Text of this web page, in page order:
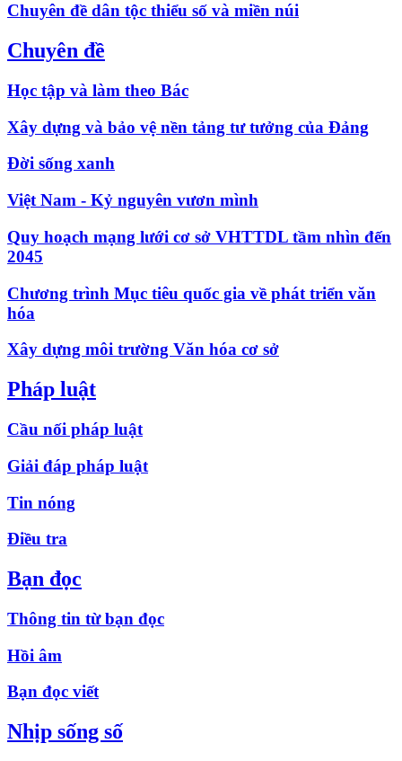
Chuyên đề dân tộc thiểu số và miền núi
Chuyên đề
Học tập và làm theo Bác
Xây dựng và bảo vệ nền tảng tư tưởng của Đảng
Đời sống xanh
Việt Nam - Kỷ nguyên vươn mình
Quy hoạch mạng lưới cơ sở VHTTDL tầm nhìn đến
2045
Chương trình Mục tiêu quốc gia về phát triển văn
hóa
Xây dựng môi trường Văn hóa cơ sở
Pháp luật
Cầu nối pháp luật
Giải đáp pháp luật
Tin nóng
Điều tra
Bạn đọc
Thông tin từ bạn đọc
Hồi âm
Bạn đọc viết
Nhịp sống số